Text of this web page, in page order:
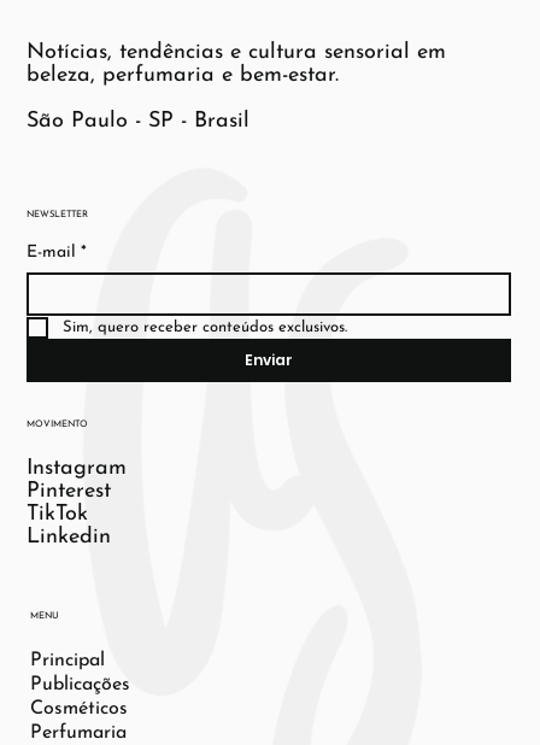
NEWSLETTER
E-mail *
Sim, quero receber conteúdos exclusivos.
Enviar
MOVIMENTO
Instagram
Pinterest
TikTok
Linkedin
MENU
Principal
Publicações
Cosméticos
Perfumaria
Notícias, tendências e cultura sensorial em
beleza, perfumaria e bem-estar.
São Paulo - SP - Brasil